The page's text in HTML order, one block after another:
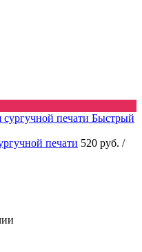
Быстрый
печати 520 руб. /